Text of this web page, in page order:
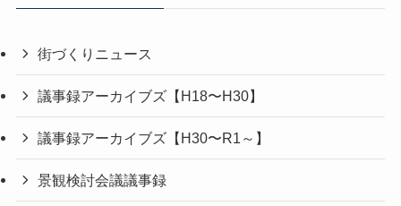
街づくりニュース
議事録アーカイブズ【H18〜H30】
議事録アーカイブズ【H30〜R1～】
景観検討会議議事録